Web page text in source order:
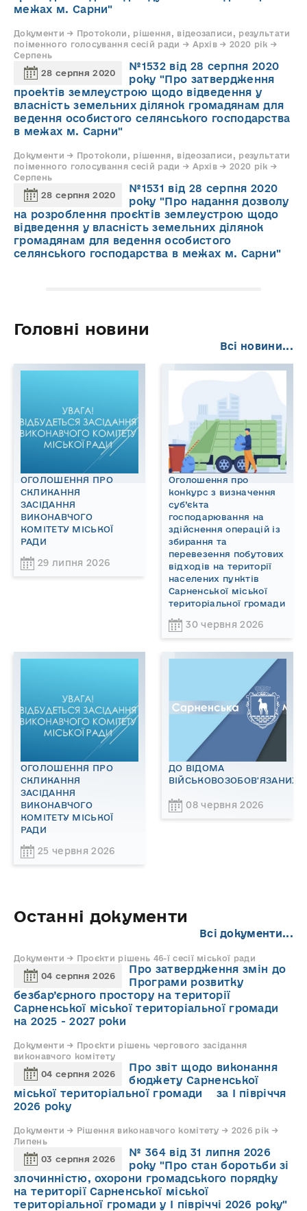
межах м. Сарни"
Документи → Протоколи, рішення, відеозаписи, результати
поіменного голосування сесій ради → Архів → 2020 рік →
Серпень
28 серпня 2020
№1532 від 28 серпня 2020
року "Про затвердження
проектів землеустрою щодо відведення у
власність земельних ділянок громадянам для
ведення особистого селянського господарства
в межах м. Сарни"
Документи → Протоколи, рішення, відеозаписи, результати
поіменного голосування сесій ради → Архів → 2020 рік →
Серпень
28 серпня 2020
№1531 від 28 серпня 2020
року "Про надання дозволу
на розроблення проєктів землеустрою щодо
відведення у власність земельних ділянок
громадянам для ведення особистого
селянського господарства в межах м. Сарни"
Головні новини
Всі новини...
ОГОЛОШЕННЯ ПРО
СКЛИКАННЯ
ЗАСІДАННЯ
ВИКОНАВЧОГО
КОМІТЕТУ МІСЬКОЇ
РАДИ
29 липня 2026
Оголошення про
конкурс з визначення
суб’єкта
господарювання на
здійснення операцій із
збирання та
перевезення побутових
відходів на території
населених пунктів
Сарненської міської
територіальної громади
30 червня 2026
ОГОЛОШЕННЯ ПРО
СКЛИКАННЯ
ЗАСІДАННЯ
ВИКОНАВЧОГО
КОМІТЕТУ МІСЬКОЇ
РАДИ
25 червня 2026
ДО ВІДОМА
ВІЙСЬКОВОЗОБОВ'ЯЗАНИХ!
08 червня 2026
Останні документи
Всі документи...
Документи → Проєкти рішень 46-ї сесії міської ради
04 серпня 2026
Про затвердження змін до
Програми розвитку
безбар’єрного простору на території
Сарненської міської територіальної громади
на 2025 - 2027 роки
Документи → Проєкти рішень чергового засідання
виконавчого комітету
04 серпня 2026
Про звіт щодо виконання
бюджету Сарненської
міської територіальної громади за І півріччя
2026 року
Документи → Рішення виконавчого комітету → 2026 рік →
Липень
03 серпня 2026
№ 364 від 31 липня 2026
року "Про стан боротьби зі
злочинністю, охорони громадського порядку
на території Сарненської міської
територіальної громади у І півріччі 2026 року"